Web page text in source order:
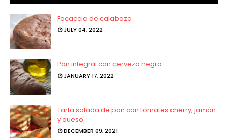
Focaccia de calabaza
JULY 04, 2022
Pan integral con cerveza negra
JANUARY 17, 2022
Tarta salada de pan con tomates cherry, jamón
y queso
DECEMBER 09, 2021